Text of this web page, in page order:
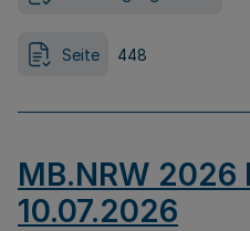
Seite 448
MB.NRW 2026
10.07.2026